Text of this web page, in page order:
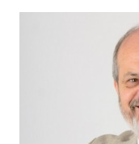
Guarda mi
este
comente.